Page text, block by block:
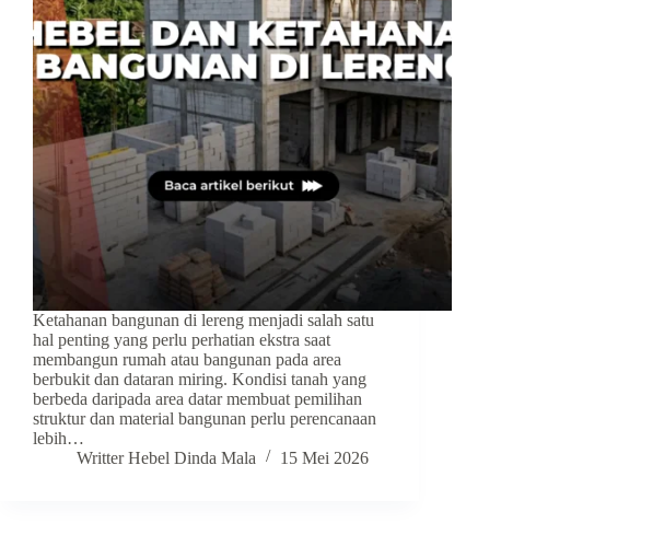
Ketahanan bangunan di lereng menjadi salah satu
hal penting yang perlu perhatian ekstra saat
membangun rumah atau bangunan pada area
berbukit dan dataran miring. Kondisi tanah yang
berbeda daripada area datar membuat pemilihan
struktur dan material bangunan perlu perencanaan
lebih…
Writter Hebel Dinda Mala
15 Mei 2026